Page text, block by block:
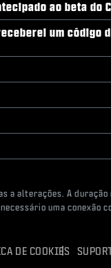
ao beta do
um código
alterações. A
uma conexão
DE COOKIES